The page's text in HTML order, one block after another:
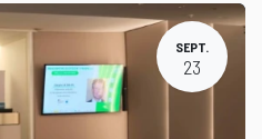
SEPT.
23